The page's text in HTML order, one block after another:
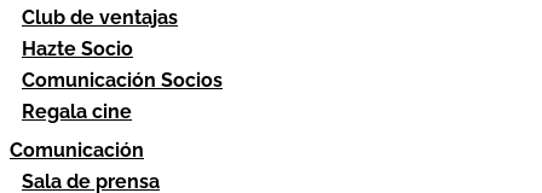
Club de ventajas
Hazte Socio
Comunicación Socios
Regala cine
Comunicación
Sala de prensa